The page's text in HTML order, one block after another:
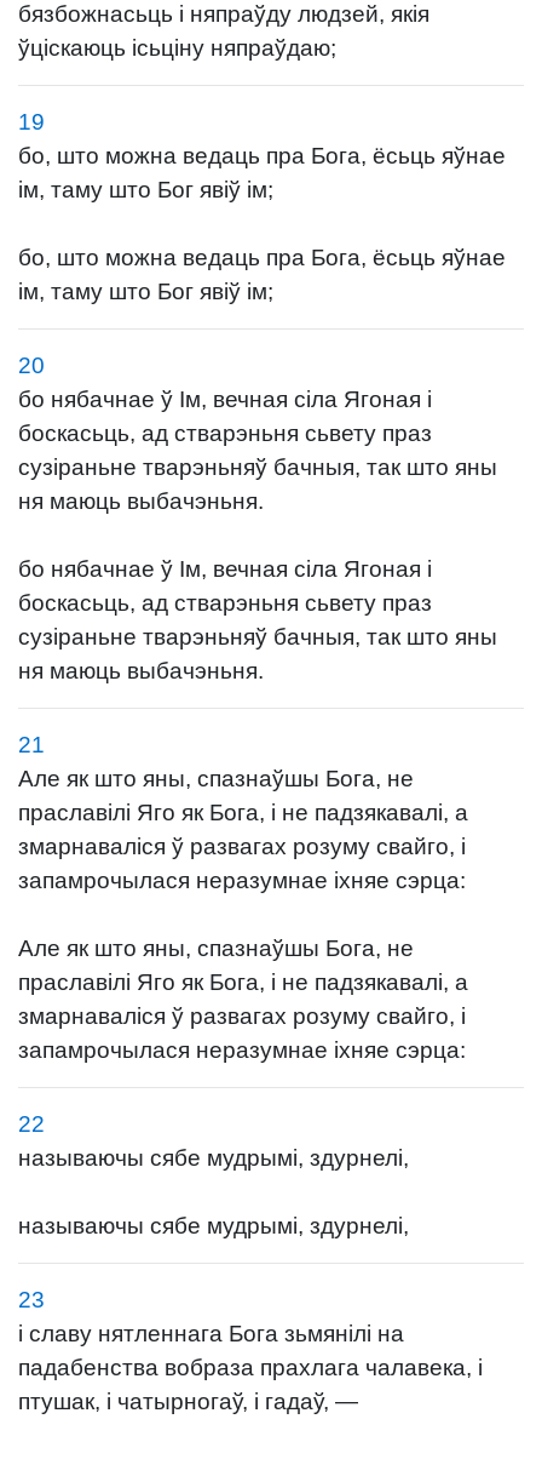
бязбожнасьць і няпраўду людзей, якія
ўціскаюць ісьціну няпраўдаю;
19
бо, што можна ведаць пра Бога, ёсьць яўнае
ім, таму што Бог явіў ім;
бо, што можна ведаць пра Бога, ёсьць яўнае
ім, таму што Бог явіў ім;
20
бо нябачнае ў Ім, вечная сіла Ягоная і
боскасьць, ад стварэньня сьвету праз
сузіраньне тварэньняў бачныя, так што яны
ня маюць выбачэньня.
бо нябачнае ў Ім, вечная сіла Ягоная і
боскасьць, ад стварэньня сьвету праз
сузіраньне тварэньняў бачныя, так што яны
ня маюць выбачэньня.
21
Але як што яны, спазнаўшы Бога, не
праславілі Яго як Бога, і не падзякавалі, а
змарнаваліся ў развагах розуму свайго, і
запамрочылася неразумнае іхняе сэрца:
Але як што яны, спазнаўшы Бога, не
праславілі Яго як Бога, і не падзякавалі, а
змарнаваліся ў развагах розуму свайго, і
запамрочылася неразумнае іхняе сэрца:
22
называючы сябе мудрымі, здурнелі,
называючы сябе мудрымі, здурнелі,
23
і славу нятленнага Бога зьмянілі на
падабенства вобраза прахлага чалавека, і
птушак, і чатырногаў, і гадаў, —